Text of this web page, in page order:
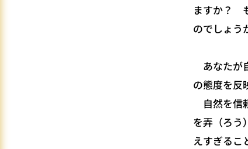
ますか？
のでしょう
あなたが
の態度を反
自然を信
を弄（ろう
えすぎるこ